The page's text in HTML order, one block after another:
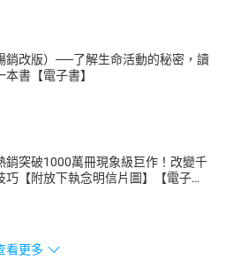
銷改版）──了解生命活動的秘密，讀
書【電子書】
銷突破1000萬冊現象級巨作！改變千
巧【附放下執念明信片圖】【電子
看更多